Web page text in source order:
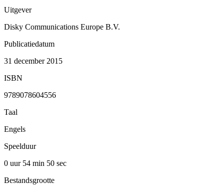
Uitgever
Disky Communications Europe B.V.
Publicatiedatum
31 december 2015
ISBN
9789078604556
Taal
Engels
Speelduur
0 uur 54 min 50 sec
Bestandsgrootte